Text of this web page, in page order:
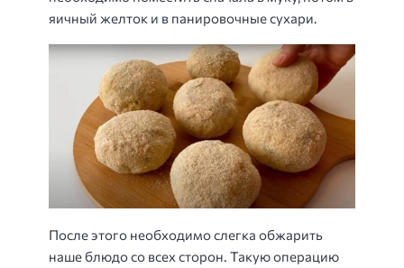
яичный желток и в панировочные сухари.
После этого необходимо слегка обжарить
наше блюдо со всех сторон. Такую операцию